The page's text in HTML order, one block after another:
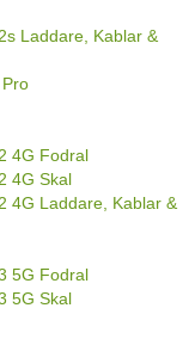
Laddare, Kablar &
4G Fodral
4G Skal
4G Laddare, Kablar &
5G Fodral
5G Skal